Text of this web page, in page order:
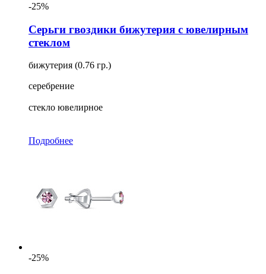
-25%
Серьги гвоздики бижутерия с ювелирным
стеклом
бижутерия (0.76 гр.)
серебрение
стекло ювелирное
Подробнее
-25%